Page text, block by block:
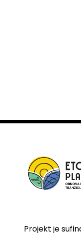
Projekt je